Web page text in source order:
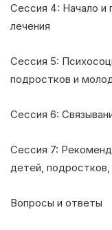
Сессия 4: Начало и
лечения
Сессия 5:
подростков и
Сессия 6:
Сессия 7:
детей,
Вопросы и ответы